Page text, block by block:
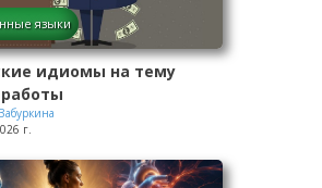
языки
идиомы на тему
г.